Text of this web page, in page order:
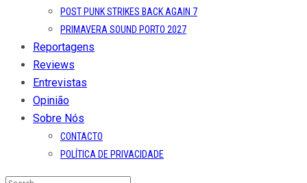
POST PUNK STRIKES BACK AGAIN 7
PRIMAVERA SOUND PORTO 2027
Reportagens
Reviews
Entrevistas
Opinião
Sobre Nós
CONTACTO
POLÍTICA DE PRIVACIDADE